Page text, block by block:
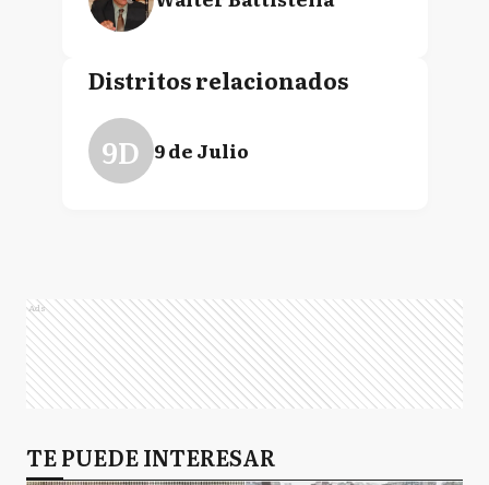
Distritos relacionados
9D 9 de Julio
Ads
TE PUEDE INTERESAR